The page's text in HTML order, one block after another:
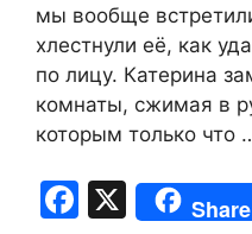
мы вообще
хлестнули её, как
по лицу. Катерина
комнаты, сжимая в
которым только что
F
X Share